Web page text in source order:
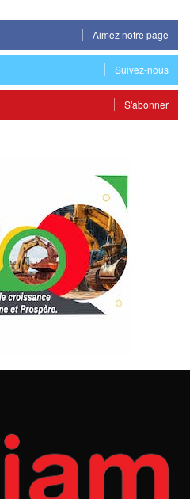
Aimez notre page
Suivez-nous
S'abonner